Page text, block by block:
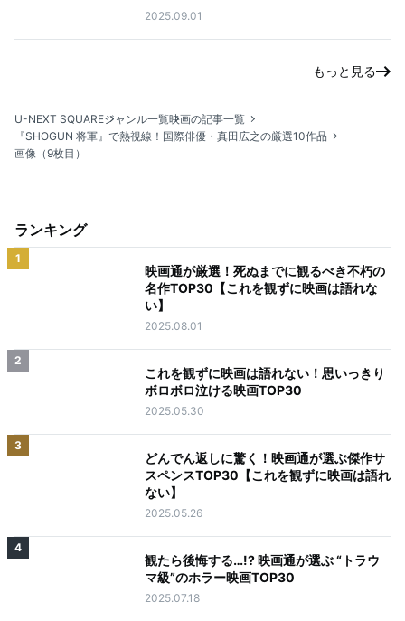
2025.09.01
もっと見る
U-NEXT SQUAREジャンル一覧映画の記事一覧
『SHOGUN 将軍』で熱視線！国際俳優・真田広之の厳選10作品
画像（9枚目）
ランキング
1
映画通が厳選！死ぬまでに観るべき不朽の
名作TOP30【これを観ずに映画は語れな
い】
2025.08.01
2
これを観ずに映画は語れない！思いっきり
ボロボロ泣ける映画TOP30
2025.05.30
3
どんでん返しに驚く！映画通が選ぶ傑作サ
スペンスTOP30【これを観ずに映画は語れ
ない】
2025.05.26
4
観たら後悔する…!? 映画通が選ぶ “トラウ
マ級”のホラー映画TOP30
2025.07.18